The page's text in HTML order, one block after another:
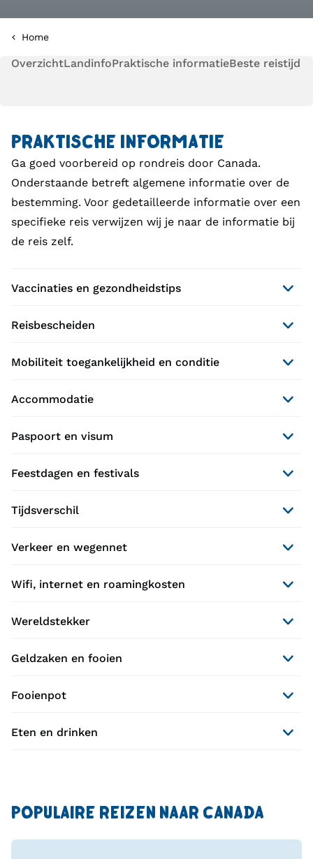
Home
OverzichtLandinfoPraktische informatieBeste reistijd
PRAKTISCHE INFORMATIE
Ga goed voorbereid op rondreis door Canada.
Onderstaande betreft algemene informatie over de
bestemming. Voor gedetailleerde informatie over een
specifieke reis verwijzen wij je naar de informatie bij
de reis zelf.
Vaccinaties en gezondheidstips
Reisbescheiden
Mobiliteit toegankelijkheid en conditie
Accommodatie
Paspoort en visum
Feestdagen en festivals
Tijdsverschil
Verkeer en wegennet
Wifi, internet en roamingkosten
Wereldstekker
Geldzaken en fooien
Fooienpot
Eten en drinken
POPULAIRE REIZEN NAAR CANADA